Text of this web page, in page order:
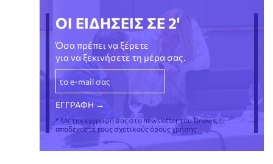
ΟΙ ΕΙΔΗΣΕΙΣ ΣΕ 2'
Όσα πρέπει να ξέρετε
για να ξεκινήσετε τη μέρα σας.
* Με την εγγραφή σας στο newsletter του Dnews,
αποδέχεστε τους σχετικούς όρους χρήσης